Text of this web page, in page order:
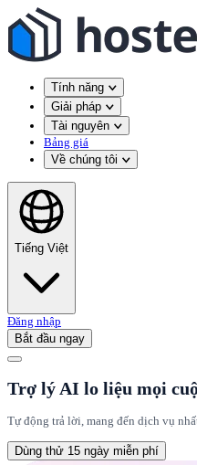
Tính năng
Giải pháp
Tài nguyên
Bảng giá
Về chúng tôi
Tiếng Việt
Đăng nhập
Bắt đầu ngay
Trợ lý AI lo liệu mọi
Tự động trả lời, mang đến dịch vụ
Dùng thử 15 ngày miễn phí